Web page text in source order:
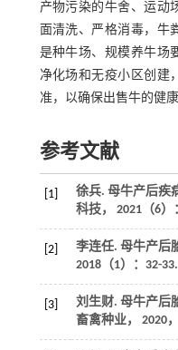
产物污染的牛舍、运动
面清洗、严格消毒，牛
是种牛场、规模养牛场
净化场和无疫小区创建
准，以确保出售牛的健康
参考文献
[1] 徐兵. 母牛产后疾
科技， 2021（6）
[2] 李连任. 母牛产后
2018（1）：32-33.
[3] 刘生财. 母牛产后
畜禽种业， 2020，